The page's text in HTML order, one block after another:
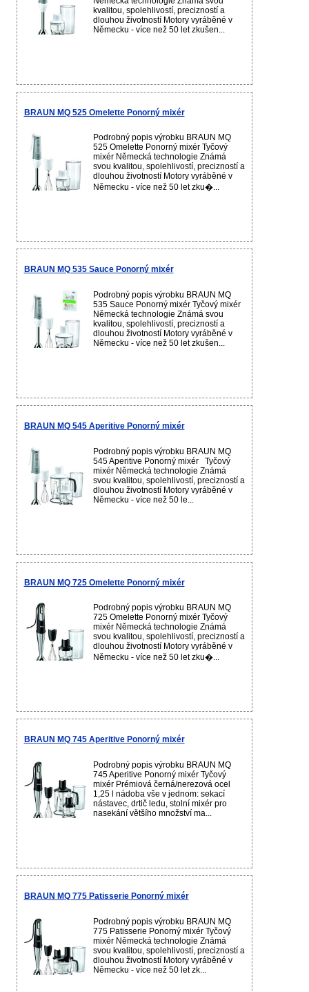
kvalitou, spolehlivostí, precizností a
dlouhou životností Motory vyráběné v
Německu - více než 50 let zkušen...
BRAUN MQ 525 Omelette Ponorný mixér
Podrobný popis výrobku BRAUN MQ
525 Omelette Ponorný mixér Tyčový
mixér Německá technologie Známá
svou kvalitou, spolehlivostí, precizností a
dlouhou životností Motory vyráběné v
Německu - více než 50 let zku�...
BRAUN MQ 535 Sauce Ponorný mixér
Podrobný popis výrobku BRAUN MQ
535 Sauce Ponorný mixér Tyčový mixér
Německá technologie Známá svou
kvalitou, spolehlivostí, precizností a
dlouhou životností Motory vyráběné v
Německu - více než 50 let zkušen...
BRAUN MQ 545 Aperitive Ponorný mixér
Podrobný popis výrobku BRAUN MQ
545 Aperitive Ponorný mixér Tyčový
mixér Německá technologie Známá
svou kvalitou, spolehlivostí, precizností a
dlouhou životností Motory vyráběné v
Německu - více než 50 le...
BRAUN MQ 725 Omelette Ponorný mixér
Podrobný popis výrobku BRAUN MQ
725 Omelette Ponorný mixér Tyčový
mixér Německá technologie Známá
svou kvalitou, spolehlivostí, precizností a
dlouhou životností Motory vyráběné v
Německu - více než 50 let zku�...
BRAUN MQ 745 Aperitive Ponorný mixér
Podrobný popis výrobku BRAUN MQ
745 Aperitive Ponorný mixér Tyčový
mixér Prémiová černá/nerezová ocel
1,25 l nádoba vše v jednom: sekací
nástavec, drtič ledu, stolní mixér pro
nasekání většího množství ma...
BRAUN MQ 775 Patisserie Ponorný mixér
Podrobný popis výrobku BRAUN MQ
775 Patisserie Ponorný mixér Tyčový
mixér Německá technologie Známá
svou kvalitou, spolehlivostí, precizností a
dlouhou životností Motory vyráběné v
Německu - více než 50 let zk...